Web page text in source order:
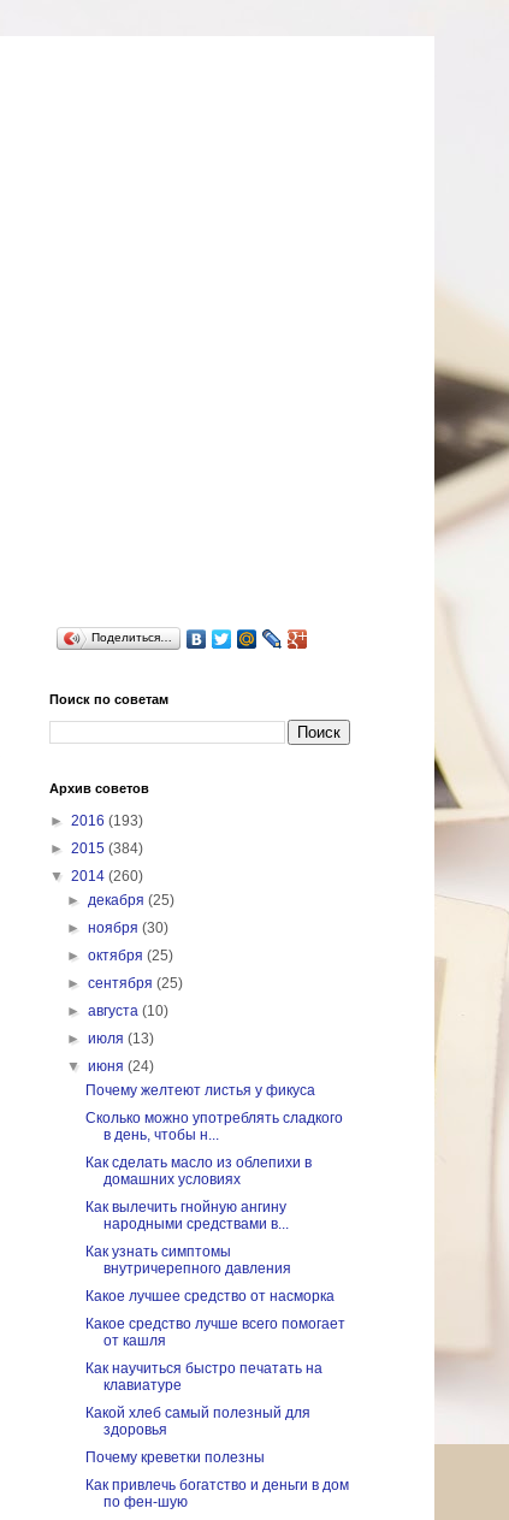
Поделиться…
Поиск по советам
Архив советов
► 2016 (193)
► 2015 (384)
▼ 2014 (260)
►декабря(25)
►ноября(30)
►октября(25)
►сентября(25)
►августа(10)
►июля(13)
▼июня(24)
Почему желтеют листья у фикуса
Сколько можно употреблять сладкого
в день, чтобы н...
Как сделать масло из облепихи в
домашних условиях
Как вылечить гнойную ангину
народными средствами в...
Как узнать симптомы
внутричерепного давления
Какое лучшее средство от насморка
Какое средство лучше всего помогает
от кашля
Как научиться быстро печатать на
клавиатуре
Какой хлеб самый полезный для
здоровья
Почему креветки полезны
Как привлечь богатство и деньги в дом
по фен-шую